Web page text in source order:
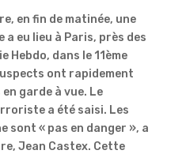
en fin de matinée, une
a eu lieu à Paris, près des
Hebdo, dans le 11ème
ont rapidement
garde à vue. Le
a été saisi. Les
sont « pas en danger », a
Jean Castex. Cette